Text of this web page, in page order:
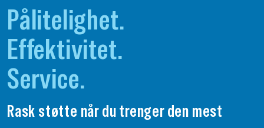
Pålitelighet.
Effektivitet.
Service.
Rask støtte når du trenger den mest